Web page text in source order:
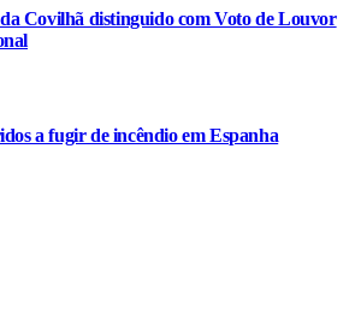
Covilhã distinguido com Voto de Louvor
a fugir de incêndio em Espanha